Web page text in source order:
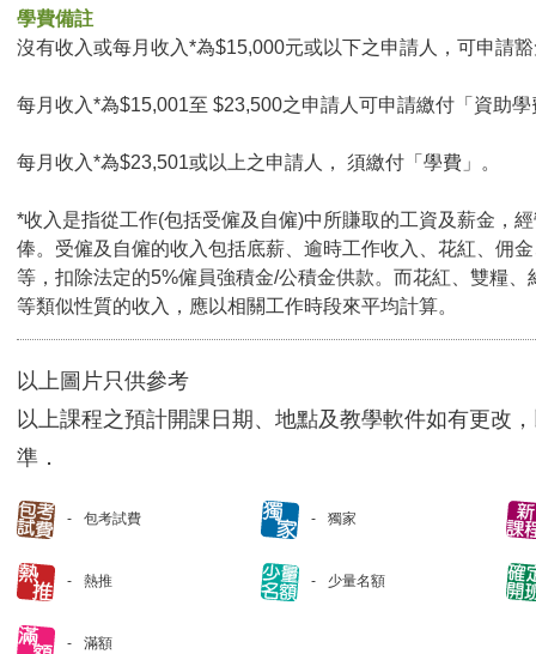
學費備註
沒有收入或每月收入*為$15,000元或以下之申請人，可申請
每月收入*為$15,001至 $23,500之申請人可申請繳付「資助學
每月收入*為$23,501或以上之申請人， 須繳付「學費」。
*收入是指從工作(包括受僱及自僱)中所賺取的工資及薪金，
俸。受僱及自僱的收入包括底薪、逾時工作收入、花紅、佣
等，扣除法定的5%僱員強積金/公積金供款。而花紅、雙糧、
等類似性質的收入，應以相關工作時段來平均計算。
以上圖片只供參考
以上課程之預計開課日期、地點及教學軟件如有更改
準．
包考試費 獨家
熱推 少量名額
滿額